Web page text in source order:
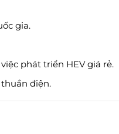
gia.
phát triển HEV giá rẻ.
thuần điện.